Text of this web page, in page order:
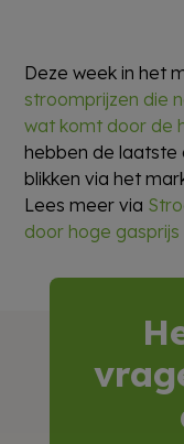
Deze week in het
stroomprijzen die
wat komt door de
hebben de laatste
blikken via het
Lees meer via
door hoge gasprijs